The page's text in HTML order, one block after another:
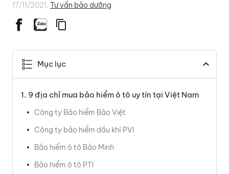
17/11/2021. Tư vấn bảo dưỡng
Mục lục
9 địa chỉ mua bảo hiểm ô tô uy tín tại Việt Nam
Công ty Bảo hiểm Bảo Việt
Công ty bảo hiểm dầu khí PVI
Bảo hiểm ô tô Bảo Minh
Bảo hiểm ô tô PTI